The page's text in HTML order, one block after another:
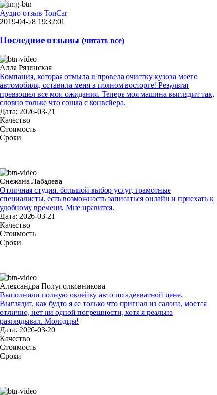
Аудио отзыв TonCar
2019-04-28 19:32:01
Последние отзывы (читать все)
Алла Рязинская
Компания, которая отмыла и провела очистку кузова моего
автомобиля, оставила меня в полном восторге! Результат
превзошел все мои ожидания. Теперь моя машина выглядит так,
словно только что сошла с конвейера.
Дата: 2026-03-21
Качество
Стоимость
Сроки
Снежана Лабадева
Отличная студия. большой выбор услуг, грамотные
специалисты, есть возможность записаться онлайн и приехать к
удобному времени. Мне нравится.
Дата: 2026-03-21
Качество
Стоимость
Сроки
Александра Полуполковникова
Выполнили полную оклейку авто по адекватной цене.
Выглядит, как будто я ее только что пригнал из салона, моется
отлично, нет ни одной погрешности, хотя я реально
разглядывал. Молодцы!
Дата: 2026-03-20
Качество
Стоимость
Сроки